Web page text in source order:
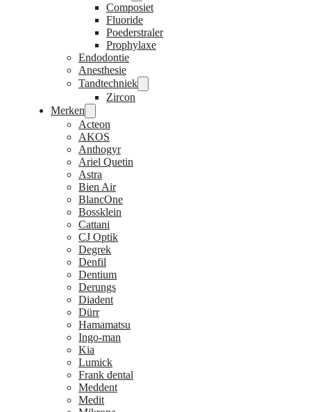
Composiet
Fluoride
Poederstraler
Prophylaxe
Endodontie
Anesthesie
Tandtechniek
Zircon
Merken
Acteon
AKOS
Anthogyr
Ariel Quetin
Astra
Bien Air
BlancOne
Bossklein
Cattani
CJ Optik
Degrek
Denfil
Dentium
Derungs
Diadent
Dürr
Hamamatsu
Ingo-man
Kia
Lumick
Frank dental
Meddent
Medit